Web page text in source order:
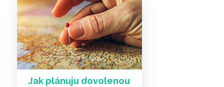
Jak plánuju dovolenou